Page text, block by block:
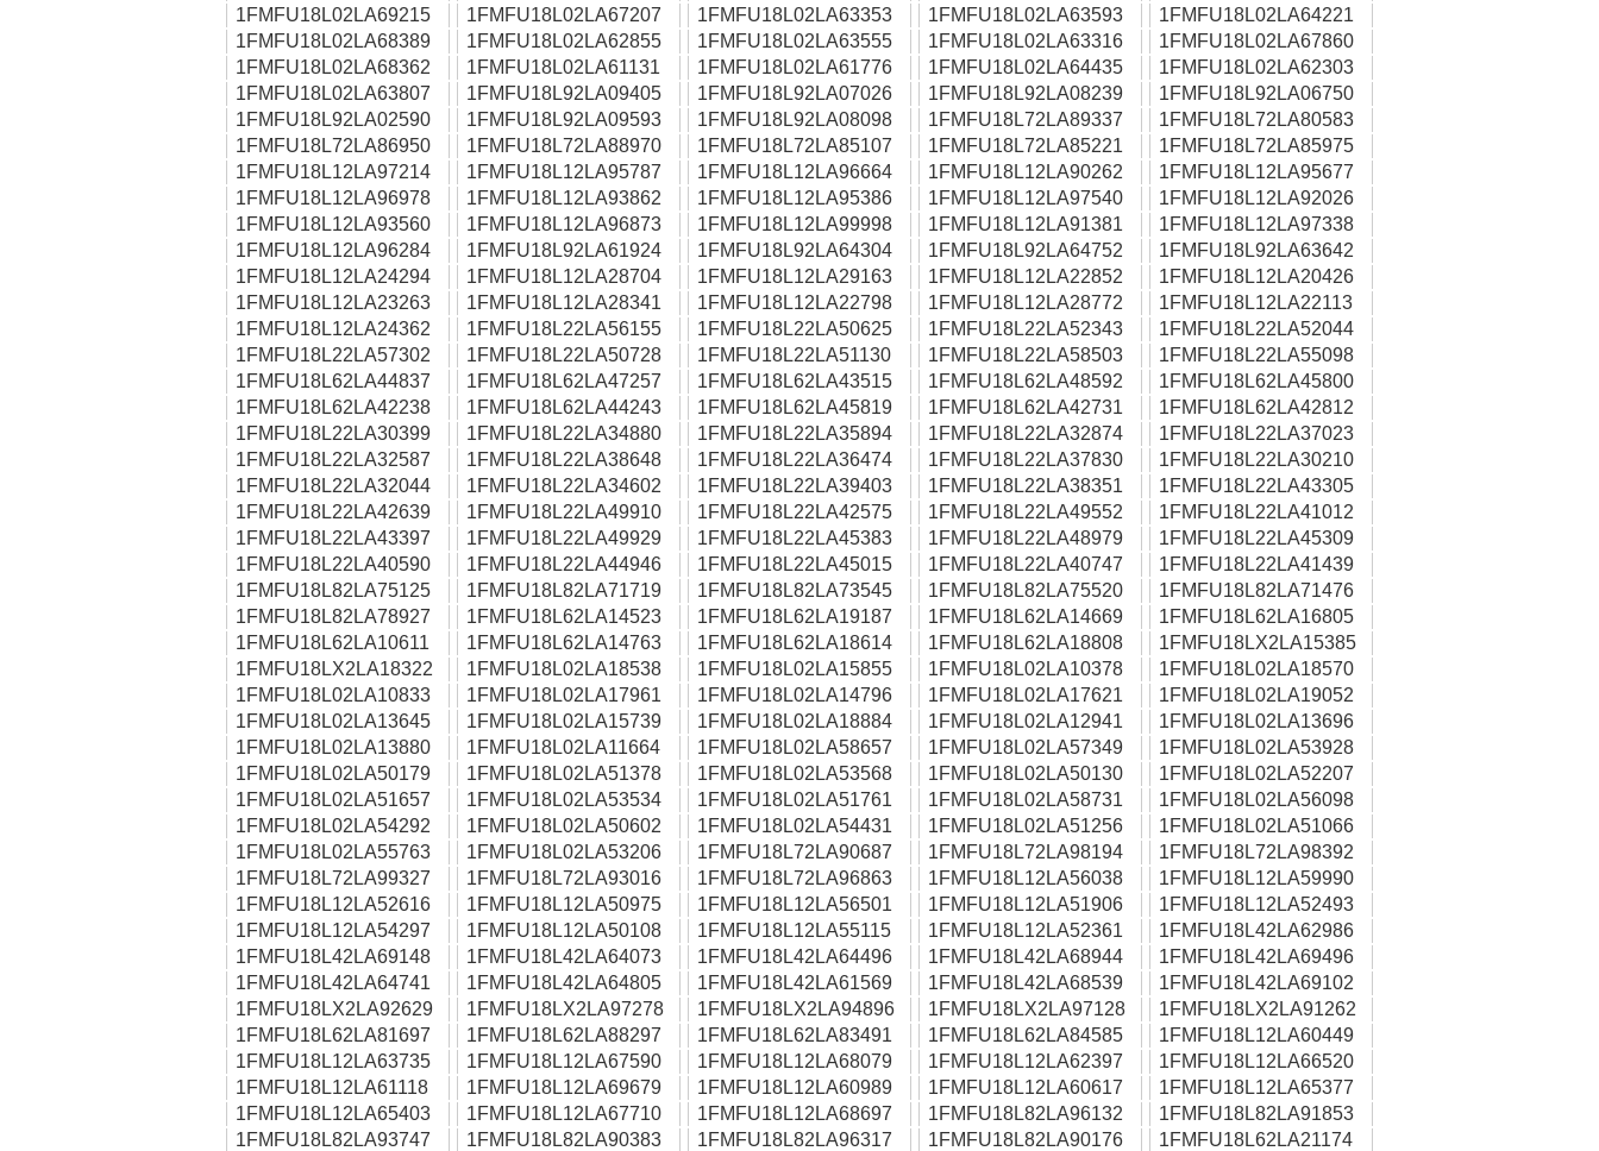
1FMFU18L02LA69215
1FMFU18L02LA67207 1FMFU18L02LA63353 1FMFU18L02LA63593
1FMFU18L02LA64221
1FMFU18L02LA68389
1FMFU18L02LA62855 1FMFU18L02LA63555 1FMFU18L02LA63316
1FMFU18L02LA67860
1FMFU18L02LA68362
1FMFU18L02LA61131 1FMFU18L02LA61776 1FMFU18L02LA64435
1FMFU18L02LA62303
1FMFU18L02LA63807
1FMFU18L92LA09405 1FMFU18L92LA07026 1FMFU18L92LA08239
1FMFU18L92LA06750
1FMFU18L92LA02590
1FMFU18L92LA09593 1FMFU18L92LA08098 1FMFU18L72LA89337
1FMFU18L72LA80583
1FMFU18L72LA86950
1FMFU18L72LA88970 1FMFU18L72LA85107 1FMFU18L72LA85221
1FMFU18L72LA85975
1FMFU18L12LA97214
1FMFU18L12LA95787 1FMFU18L12LA96664 1FMFU18L12LA90262
1FMFU18L12LA95677
1FMFU18L12LA96978
1FMFU18L12LA93862 1FMFU18L12LA95386 1FMFU18L12LA97540
1FMFU18L12LA92026
1FMFU18L12LA93560
1FMFU18L12LA96873 1FMFU18L12LA99998 1FMFU18L12LA91381
1FMFU18L12LA97338
1FMFU18L12LA96284
1FMFU18L92LA61924 1FMFU18L92LA64304 1FMFU18L92LA64752
1FMFU18L92LA63642
1FMFU18L12LA24294
1FMFU18L12LA28704 1FMFU18L12LA29163 1FMFU18L12LA22852
1FMFU18L12LA20426
1FMFU18L12LA23263
1FMFU18L12LA28341 1FMFU18L12LA22798 1FMFU18L12LA28772
1FMFU18L12LA22113
1FMFU18L12LA24362
1FMFU18L22LA56155 1FMFU18L22LA50625 1FMFU18L22LA52343
1FMFU18L22LA52044
1FMFU18L22LA57302
1FMFU18L22LA50728 1FMFU18L22LA51130 1FMFU18L22LA58503
1FMFU18L22LA55098
1FMFU18L62LA44837
1FMFU18L62LA47257 1FMFU18L62LA43515 1FMFU18L62LA48592
1FMFU18L62LA45800
1FMFU18L62LA42238
1FMFU18L62LA44243 1FMFU18L62LA45819 1FMFU18L62LA42731
1FMFU18L62LA42812
1FMFU18L22LA30399
1FMFU18L22LA34880 1FMFU18L22LA35894 1FMFU18L22LA32874
1FMFU18L22LA37023
1FMFU18L22LA32587
1FMFU18L22LA38648 1FMFU18L22LA36474 1FMFU18L22LA37830
1FMFU18L22LA30210
1FMFU18L22LA32044
1FMFU18L22LA34602 1FMFU18L22LA39403 1FMFU18L22LA38351
1FMFU18L22LA43305
1FMFU18L22LA42639
1FMFU18L22LA49910 1FMFU18L22LA42575 1FMFU18L22LA49552
1FMFU18L22LA41012
1FMFU18L22LA43397
1FMFU18L22LA49929 1FMFU18L22LA45383 1FMFU18L22LA48979
1FMFU18L22LA45309
1FMFU18L22LA40590
1FMFU18L22LA44946 1FMFU18L22LA45015 1FMFU18L22LA40747
1FMFU18L22LA41439
1FMFU18L82LA75125
1FMFU18L82LA71719 1FMFU18L82LA73545 1FMFU18L82LA75520
1FMFU18L82LA71476
1FMFU18L82LA78927
1FMFU18L62LA14523 1FMFU18L62LA19187 1FMFU18L62LA14669
1FMFU18L62LA16805
1FMFU18L62LA10611
1FMFU18L62LA14763 1FMFU18L62LA18614 1FMFU18L62LA18808
1FMFU18LX2LA15385
1FMFU18LX2LA18322
1FMFU18L02LA18538 1FMFU18L02LA15855 1FMFU18L02LA10378
1FMFU18L02LA18570
1FMFU18L02LA10833
1FMFU18L02LA17961 1FMFU18L02LA14796 1FMFU18L02LA17621
1FMFU18L02LA19052
1FMFU18L02LA13645
1FMFU18L02LA15739 1FMFU18L02LA18884 1FMFU18L02LA12941
1FMFU18L02LA13696
1FMFU18L02LA13880
1FMFU18L02LA11664 1FMFU18L02LA58657 1FMFU18L02LA57349
1FMFU18L02LA53928
1FMFU18L02LA50179
1FMFU18L02LA51378 1FMFU18L02LA53568 1FMFU18L02LA50130
1FMFU18L02LA52207
1FMFU18L02LA51657
1FMFU18L02LA53534 1FMFU18L02LA51761 1FMFU18L02LA58731
1FMFU18L02LA56098
1FMFU18L02LA54292
1FMFU18L02LA50602 1FMFU18L02LA54431 1FMFU18L02LA51256
1FMFU18L02LA51066
1FMFU18L02LA55763
1FMFU18L02LA53206 1FMFU18L72LA90687 1FMFU18L72LA98194
1FMFU18L72LA98392
1FMFU18L72LA99327
1FMFU18L72LA93016 1FMFU18L72LA96863 1FMFU18L12LA56038
1FMFU18L12LA59990
1FMFU18L12LA52616
1FMFU18L12LA50975 1FMFU18L12LA56501 1FMFU18L12LA51906
1FMFU18L12LA52493
1FMFU18L12LA54297
1FMFU18L12LA50108 1FMFU18L12LA55115 1FMFU18L12LA52361
1FMFU18L42LA62986
1FMFU18L42LA69148
1FMFU18L42LA64073 1FMFU18L42LA64496 1FMFU18L42LA68944
1FMFU18L42LA69496
1FMFU18L42LA64741
1FMFU18L42LA64805 1FMFU18L42LA61569 1FMFU18L42LA68539
1FMFU18L42LA69102
1FMFU18LX2LA92629
1FMFU18LX2LA97278 1FMFU18LX2LA94896 1FMFU18LX2LA97128
1FMFU18LX2LA91262
1FMFU18L62LA81697
1FMFU18L62LA88297 1FMFU18L62LA83491 1FMFU18L62LA84585
1FMFU18L12LA60449
1FMFU18L12LA63735
1FMFU18L12LA67590 1FMFU18L12LA68079 1FMFU18L12LA62397
1FMFU18L12LA66520
1FMFU18L12LA61118
1FMFU18L12LA69679 1FMFU18L12LA60989 1FMFU18L12LA60617
1FMFU18L12LA65377
1FMFU18L12LA65403
1FMFU18L12LA67710 1FMFU18L12LA68697 1FMFU18L82LA96132
1FMFU18L82LA91853
1FMFU18L82LA93747
1FMFU18L82LA90383 1FMFU18L82LA96317 1FMFU18L82LA90176
1FMFU18L62LA21174